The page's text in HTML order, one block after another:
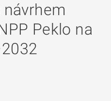
Peklo na